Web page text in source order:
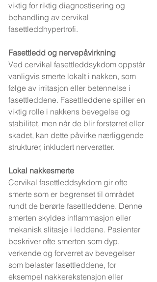
viktig for riktig diagnostisering og
behandling av cervikal
fasettleddhypertrofi.
Fasettledd og nervepåvirkning
Ved cervikal fasettleddsykdom oppstår
vanligvis smerte lokalt i nakken, som
følge av irritasjon eller betennelse i
fasettleddene. Fasettleddene spiller en
viktig rolle i nakkens bevegelse og
stabilitet, men når de blir forstørret eller
skadet, kan dette påvirke nærliggende
strukturer, inkludert nerverøtter.
Lokal nakkesmerte
Cervikal fasettleddsykdom gir ofte
smerte som er begrenset til området
rundt de berørte fasettleddene. Denne
smerten skyldes inflammasjon eller
mekanisk slitasje i leddene. Pasienter
beskriver ofte smerten som dyp,
verkende og forverret av bevegelser
som belaster fasettleddene, for
eksempel nakkerekstensjon eller